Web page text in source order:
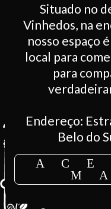
Situado no
Vinhedos, na
nosso espaço
local para
para
Endereço:
Belo do